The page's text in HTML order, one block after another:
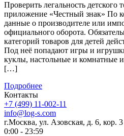
Проверить легальность детского
приложение «Честный знак» По
данные о производителе или
официального оборота.
категорий товаров для детей
Под неё попадают игры и
куклы, настольные и комнатные
[…]
Подробнее
Контакты
+7 (499) 11-002-11
info@log-s.com
г.Москва, ул. Азовская, д. 6, кор. 3
0:00 - 23:59